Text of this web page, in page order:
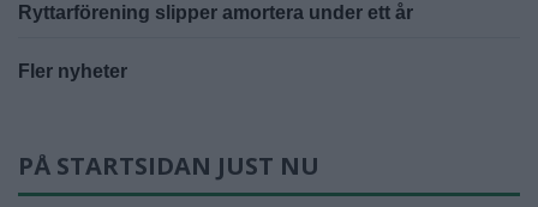
Ryttarförening slipper amortera under ett år
Fler nyheter
PÅ STARTSIDAN JUST NU